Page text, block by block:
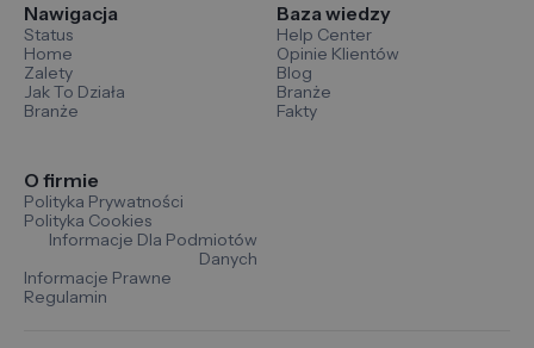
Nawigacja
Status
Home
Zalety
Jak To Działa
Branże
Baza wiedzy
Help Center
Opinie Klientów
Blog
Branże
Fakty
O firmie
Polityka Prywatności
Polityka Cookies
Informacje Dla Podmiotów
Danych
Informacje Prawne
Regulamin